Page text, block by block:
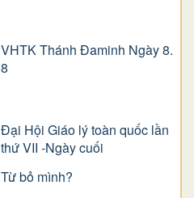
VHTK Thánh Đaminh Ngày 8.
8
Đại Hội Giáo lý toàn quốc lần
thứ VII -Ngày cuối
Từ bỏ mình?